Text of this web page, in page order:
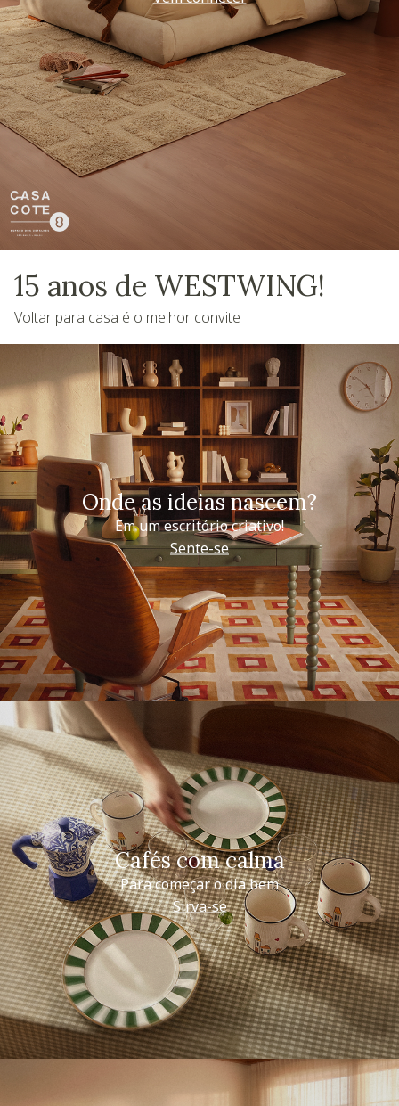
15 anos de WESTWING!
Voltar para casa é o melhor convite
Onde as ideias nascem?
Em um escritório criativo!
Sente-se
Cafés com calma
Para começar o dia bem
Sirva-se